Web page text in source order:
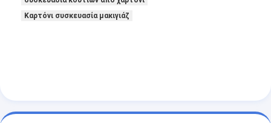
Καρτόνι συσκευασία μακιγιάζ